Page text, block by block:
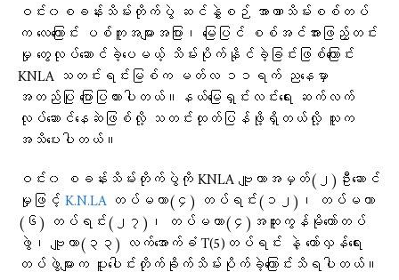
ဝင်း၀စခန်းသိမ်းတိုက်ပွဲ ဆင်နွှဲစဉ် အာဏာသိမ်းစစ်တပ်
က လေကြောင်း ပစ်ကူအများအပြား၊ မြေပြင် စစ်အင်အားဖြည့်တင်း
မှု တွေလုပ်ဆောင်ခဲ့ပေမယ့် သိမ်းပိုက်နိုင်ခဲ့ခြင်းဖြစ်ကြောင်း
KNLA သတင်းရင်းမြစ်က မတ်လ ၁၁ရက် ညနေမှာ
အတည်ပြု ပြောပြထားပါတယ်။နယ်မြေရှင်းလင်းရေး ဆက်လက်
လုပ်ဆောင်နေဆဲဖြစ်လို့ သတင်းထုတ်ပြန်ဖို့ရှိတယ်လို့ သူက
အသိပေးပါတယ်။
ဝင်း၀ စခန်းသိမ်းတိုက်ပွဲကို KNLA ဗျူဟာအမှတ်(၂)ဦးဆောင်
မှုဖြင့် K.N.LA တပ်မဟာ(၄) တပ်ရင်း(၁၂)၊ တပ်မဟာ
(၆) တပ်ရင်း(၂၇)၊ တပ်မဟာ(၄)အထူးကွန်မိုတော်တပ်
ဖွဲ၊ ဗျူဟာ(၃၃) လက်အောက်ခံ T(5)တပ်ရင်း နဲ့ တော်လှန်ရေး
တပ်ဖွဲများက ပူးပေါင်းတိုက်ခိုက်သိမ်းပိုက်ခဲ့​ကြောင်းသိရပါတယ်။